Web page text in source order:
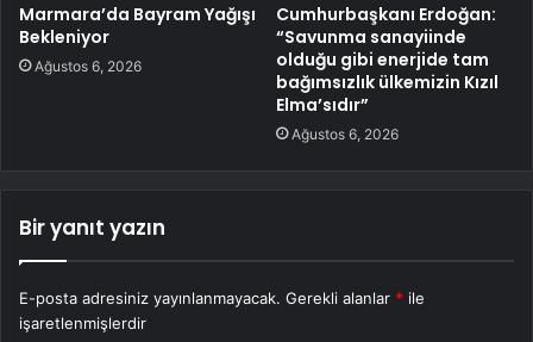
Marmara’da Bayram Yağışı
Bekleniyor
Ağustos 6, 2026
Cumhurbaşkanı Erdoğan:
“Savunma sanayiinde
olduğu gibi enerjide tam
bağımsızlık ülkemizin Kızıl
Elma’sıdır”
Ağustos 6, 2026
Bir yanıt yazın
E-posta adresiniz yayınlanmayacak. Gerekli alanlar * ile
işaretlenmişlerdir